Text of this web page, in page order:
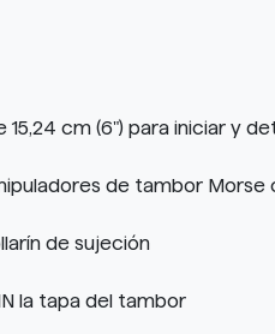
cm (6") para iniciar y
de tambor
de sujeción
la tapa del tambor